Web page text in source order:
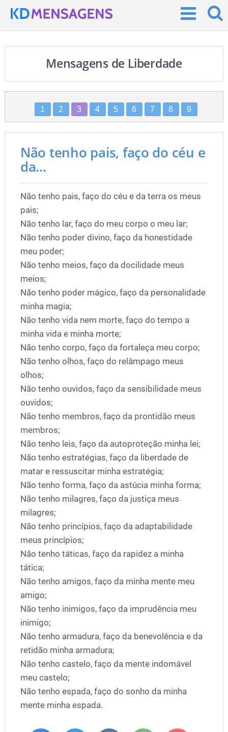
Mensagens de Liberdade
1 2 3 4 5 6 7 8 9
Não tenho pais, faço do céu e
da...
Não tenho pais, faço do céu e da terra os meus
pais;
Não tenho lar, faço do meu corpo o meu lar;
Não tenho poder divino, faço da honestidade
meu poder;
Não tenho meios, faço da docilidade meus
meios;
Não tenho poder mágico, faço da personalidade
minha magia;
Não tenho vida nem morte, faço do tempo a
minha vida e minha morte;
Não tenho corpo, faço da fortaleça meu corpo;
Não tenho olhos, faço do relâmpago meus
olhos;
Não tenho ouvidos, faço da sensibilidade meus
ouvidos;
Não tenho membros, faço da prontidão meus
membros;
Não tenho leis, faço da autoproteção minha lei;
Não tenho estratégias, faço da liberdade de
matar e ressuscitar minha estratégia;
Não tenho forma, faço da astúcia minha forma;
Não tenho milagres, faço da justiça meus
milagres;
Não tenho princípios, faço da adaptabilidade
meus princípios;
Não tenho táticas, faço da rapidez a minha
tática;
Não tenho amigos, faço da minha mente meu
amigo;
Não tenho inimigos, faço da imprudência meu
inimigo;
Não tenho armadura, faço da benevolência e da
retidão minha armadura;
Não tenho castelo, faço da mente indomável
meu castelo;
Não tenho espada, faço do sonho da minha
mente minha espada.